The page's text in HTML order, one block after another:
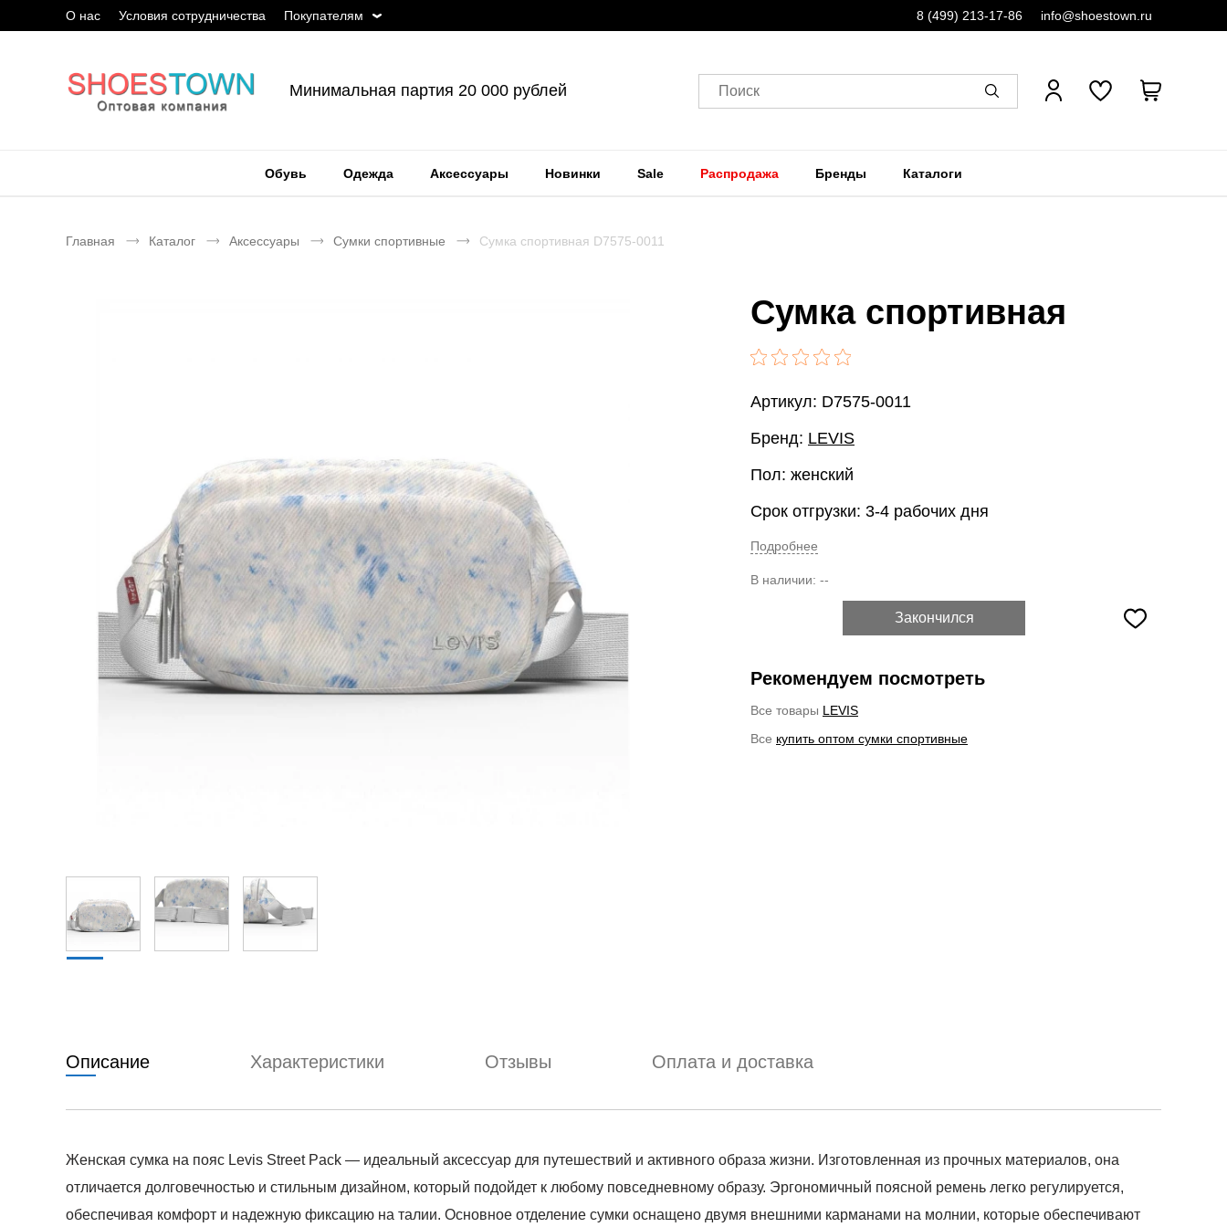
О нас Условия сотрудничества Покупателям 8 (499) 213-17-86 info@shoestown.ru
Минимальная партия 20 000 рублей Поиск
Обувь Одежда Аксессуары Новинки Sale Распродажа Бренды Каталоги
Главная Каталог Аксессуары Сумки спортивные Сумка спортивная D7575-0011
Сумка спортивная
Артикул: D7575-0011
Бренд: LEVIS
Пол: женский
Срок отгрузки: 3-4 рабочих дня
Подробнее
В наличии: --
Закончился
Рекомендуем посмотреть
Все товары LEVIS
Все купить оптом сумки спортивные
Описание Характеристики Отзывы Оплата и доставка
Женская сумка на пояс Levis Street Pack — идеальный аксессуар для путешествий и активного образа жизни. Изготовленная из прочных материалов, она
отличается долговечностью и стильным дизайном, который подойдет к любому повседневному образу. Эргономичный поясной ремень легко регулируется,
обеспечивая комфорт и надежную фиксацию на талии. Основное отделение сумки оснащено двумя внешними карманами на молнии, которые обеспечивают